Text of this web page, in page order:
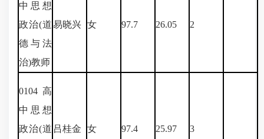
中思想
政治(道
德与法
治)教师
易晓兴 女 97.7 26.05 2
0104 高
中思想
政治(道 吕桂金 女 97.4 25.97 3